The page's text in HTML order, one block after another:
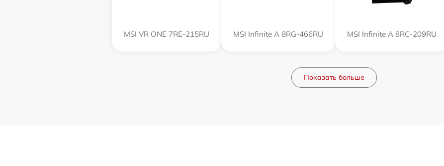
MSI VR ONE 7RE-215RU MSI Infinite A 8RG-466RU MSI Infinite A 8RC-209RU
Показать больше